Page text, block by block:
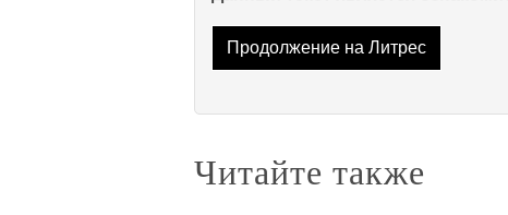
Продолжение на Литрес
Читайте также